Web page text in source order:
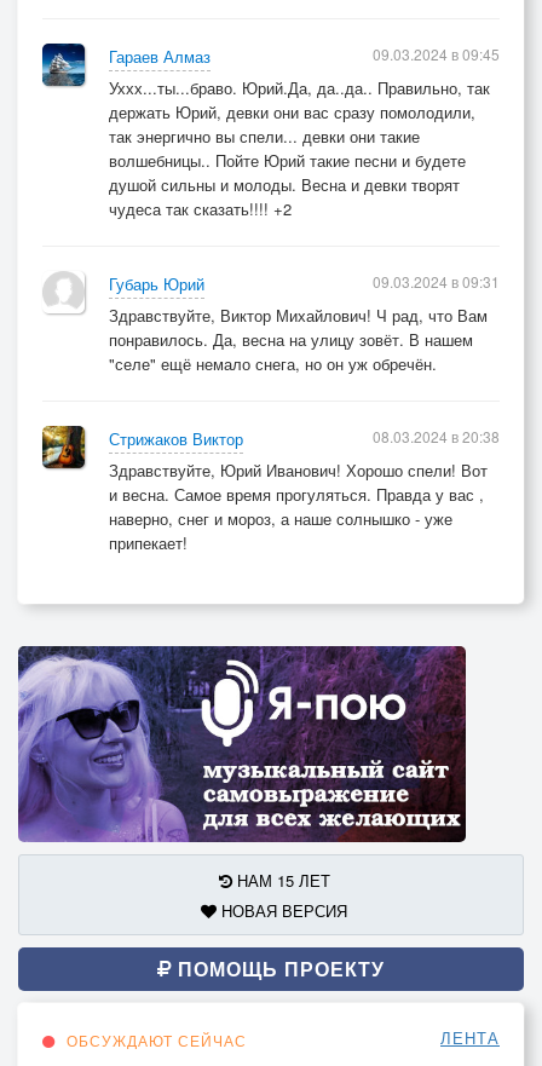
Гараев Алмаз
Уххх...ты...браво. Юрий.Да, да..да.. Правильно, так
держать Юрий, девки они вас сразу помолодили,
так энергично вы спели... девки они такие
волшебницы.. Пойте Юрий такие песни и будете
душой сильны и молоды. Весна и девки творят
чудеса так сказать!!!! +2
09.03.2024 в 09:45
Губарь Юрий
Здравствуйте, Виктор Михайлович! Ч рад, что Вам
понравилось. Да, весна на улицу зовёт. В нашем
"селе" ещё немало снега, но он уж обречён.
09.03.2024 в 09:31
Стрижаков Виктор
Здравствуйте, Юрий Иванович! Хорошо спели! Вот
и весна. Самое время прогуляться. Правда у вас ,
наверно, снег и мороз, а наше солнышко - уже
припекает!
08.03.2024 в 20:38
НАМ 15 ЛЕТ
НОВАЯ ВЕРСИЯ
ПОМОЩЬ ПРОЕКТУ
ОБСУЖДАЮТ СЕЙЧАС ЛЕНТА